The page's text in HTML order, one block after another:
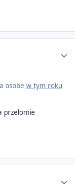
osobe w tym roku